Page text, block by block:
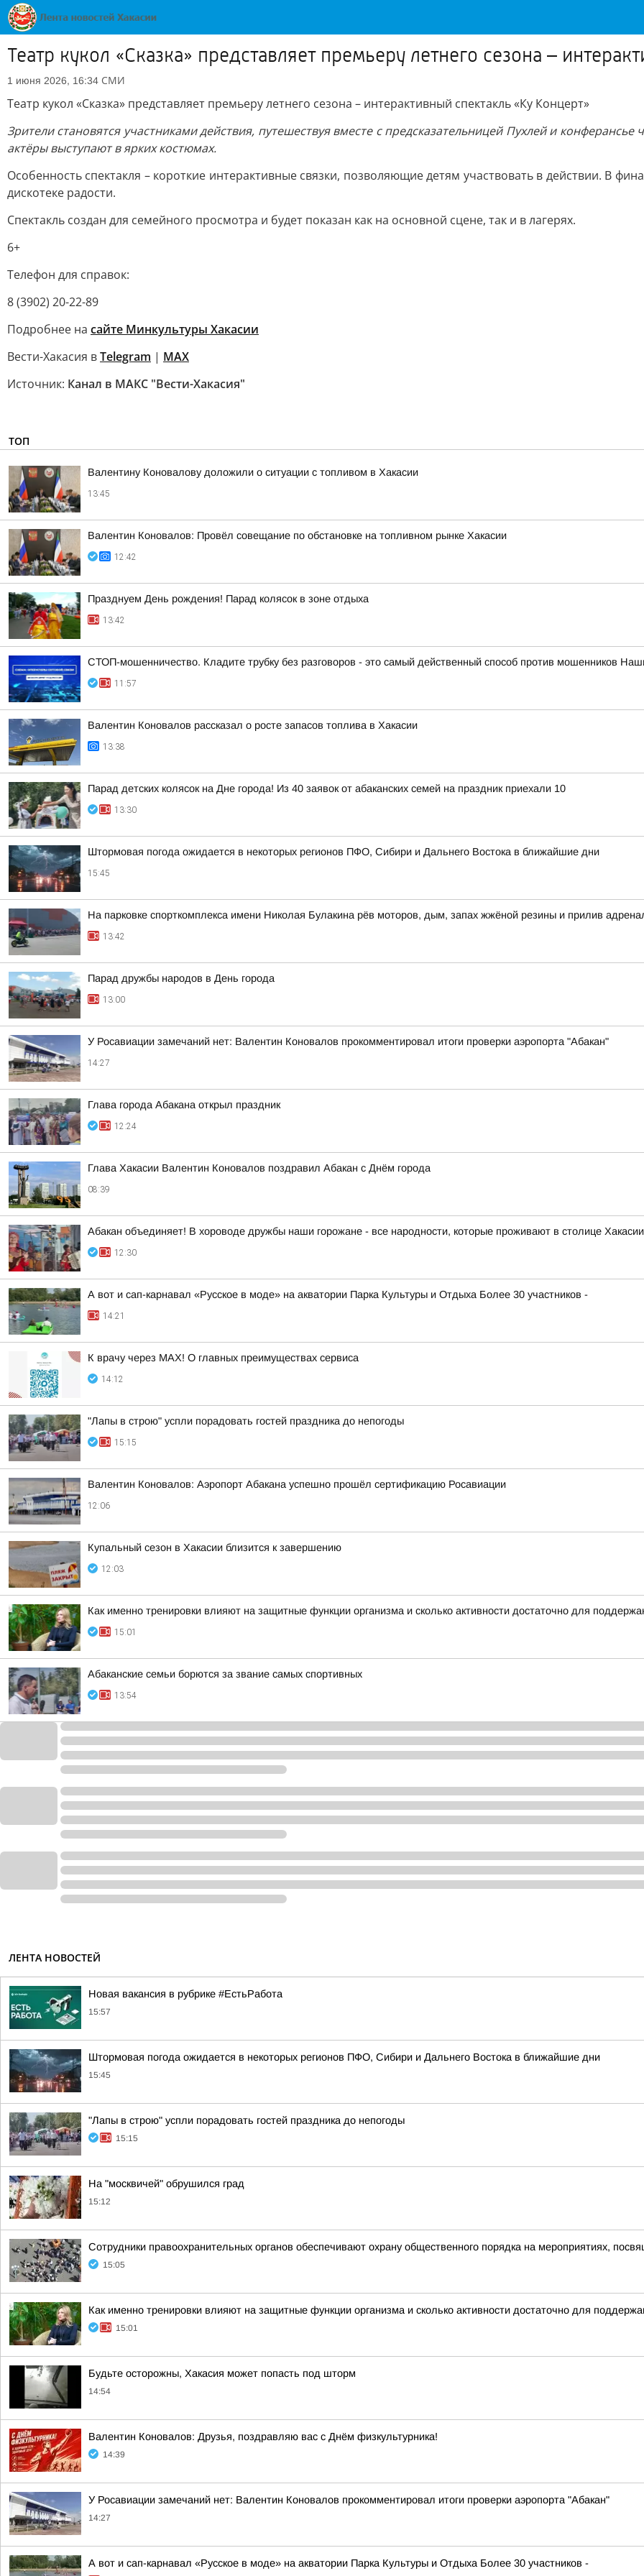
Театр кукол «Сказка» представляет премьеру летнего сезона –
1 июня 2026, 16:34 СМИ
Театр кукол «Сказка» представляет премьеру летнего сезона – интерактивный спектакль «Ку Концерт»
Зрители становятся участниками действия, путешествуя вместе с предсказательницей Пухлей и
актёры выступают в ярких костюмах.
Особенность спектакля – короткие интерактивные связки, позволяющие детям участвовать в действии. В
дискотеке радости.
Спектакль создан для семейного просмотра и будет показан как на основной сцене, так и в лагерях.
6+
Телефон для справок:
8 (3902) 20-22-89
Подробнее на сайте Минкультуры Хакасии
Вести-Хакасия вTelegram | MAX
Источник: Канал в МАКС "Вести-Хакасия"
ТОП
Валентину Коновалову доложили о ситуации с топливом в Хакасии
13:45
Валентин Коновалов: Провёл совещание по обстановке на топливном рынке Хакасии
12:42
Празднуем День рождения! Парад колясок в зоне отдыха
13:42
СТОП-мошенничество. Кладите трубку без разговоров - это самый действенный способ против мошенников
11:57
Валентин Коновалов рассказал о росте запасов топлива в Хакасии
13:38
Парад детских колясок на Дне города! Из 40 заявок от абаканских семей на праздник приехали 10
13:30
Штормовая погода ожидается в некоторых регионов ПФО, Сибири и Дальнего Востока в ближайшие дни
15:45
На парковке спорткомплекса имени Николая Булакина рёв моторов, дым, запах жжёной резины и прилив
13:42
Парад дружбы народов в День города
13:00
У Росавиации замечаний нет: Валентин Коновалов прокомментировал итоги проверки аэропорта "Абакан"
14:27
Глава города Абакана открыл праздник
12:24
Глава Хакасии Валентин Коновалов поздравил Абакан с Днём города
08:39
Абакан объединяет! В хороводе дружбы наши горожане - все народности, которые проживают в столице Хакасии
12:30
А вот и сап-карнавал «Русское в моде» на акватории Парка Культуры и Отдыха Более 30 участников -
14:21
К врачу через МАХ! О главных преимуществах сервиса
14:12
"Лапы в строю" успли порадовать гостей праздника до непогоды
15:15
Валентин Коновалов: Аэропорт Абакана успешно прошёл сертификацию Росавиации
12:06
Купальный сезон в Хакасии близится к завершению
12:03
Как именно тренировки влияют на защитные функции организма и сколько активности достаточно для
15:01
Абаканские семьи борются за звание самых спортивных
13:54
ЛЕНТА НОВОСТЕЙ
Новая вакансия в рубрике #ЕстьРабота
15:57
Штормовая погода ожидается в некоторых регионов ПФО, Сибири и Дальнего Востока в ближайшие дни
15:45
"Лапы в строю" успли порадовать гостей праздника до непогоды
15:15
На "москвичей" обрушился град
15:12
Сотрудники правоохранительных органов обеспечивают охрану общественного порядка на мероприятиях,
15:05
Как именно тренировки влияют на защитные функции организма и сколько активности достаточно для
15:01
Будьте осторожны, Хакасия может попасть под шторм
14:54
Валентин Коновалов: Друзья, поздравляю вас с Днём физкультурника!
14:39
У Росавиации замечаний нет: Валентин Коновалов прокомментировал итоги проверки аэропорта "Абакан"
14:27
А вот и сап-карнавал «Русское в моде» на акватории Парка Культуры и Отдыха Более 30 участников -